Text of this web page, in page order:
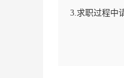
3.求职过程中